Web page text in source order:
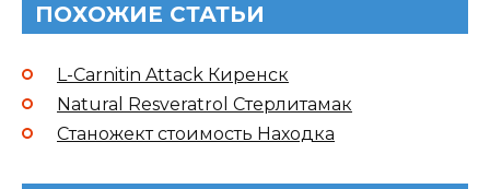
ПОХОЖИЕ СТАТЬИ
L-Carnitin Attack Киренск
Natural Resveratrol Стерлитамак
Станожект стоимость Находка